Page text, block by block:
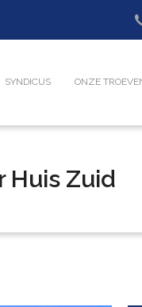
SYNDICUS ONZE
Huis Zuid